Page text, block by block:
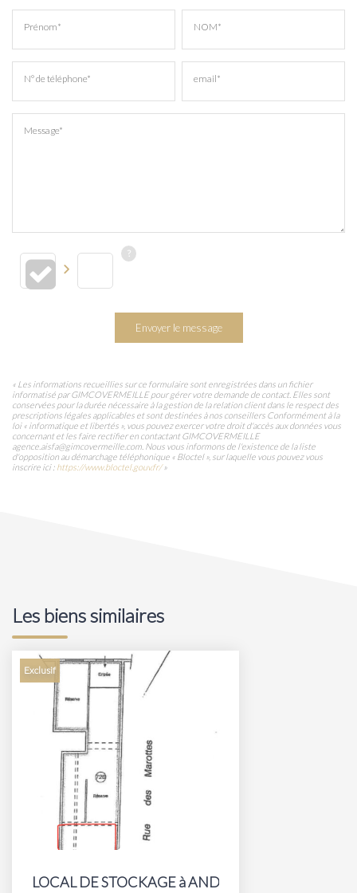
Prénom* NOM*
N° de téléphone* email*
Message*
Envoyer le message
« Les informations recueillies sur ce formulaire sont enregistrées dans un fichier
informatisé par GIMCOVERMEILLE pour gérer votre demande de contact. Elles sont
conservées pour la durée nécessaire à la gestion de la relation client dans le respect des
prescriptions légales applicables et sont destinées à nos conseillers Conformément à la
loi « informatique et libertés », vous pouvez exercer votre droit d'accès aux données vous
concernant et les faire rectifier en contactant GIMCOVERMEILLE
agence.aisfa@gimcovermeille.com. Nous vous informons de l'existence de la liste
d'opposition au démarchage téléphonique « Bloctel », sur laquelle vous pouvez vous
inscrire ici : https://www.bloctel.gouv.fr/»
Les biens similaires
Exclusif
LOCAL DE STOCKAGE à ANDRESY 39M2